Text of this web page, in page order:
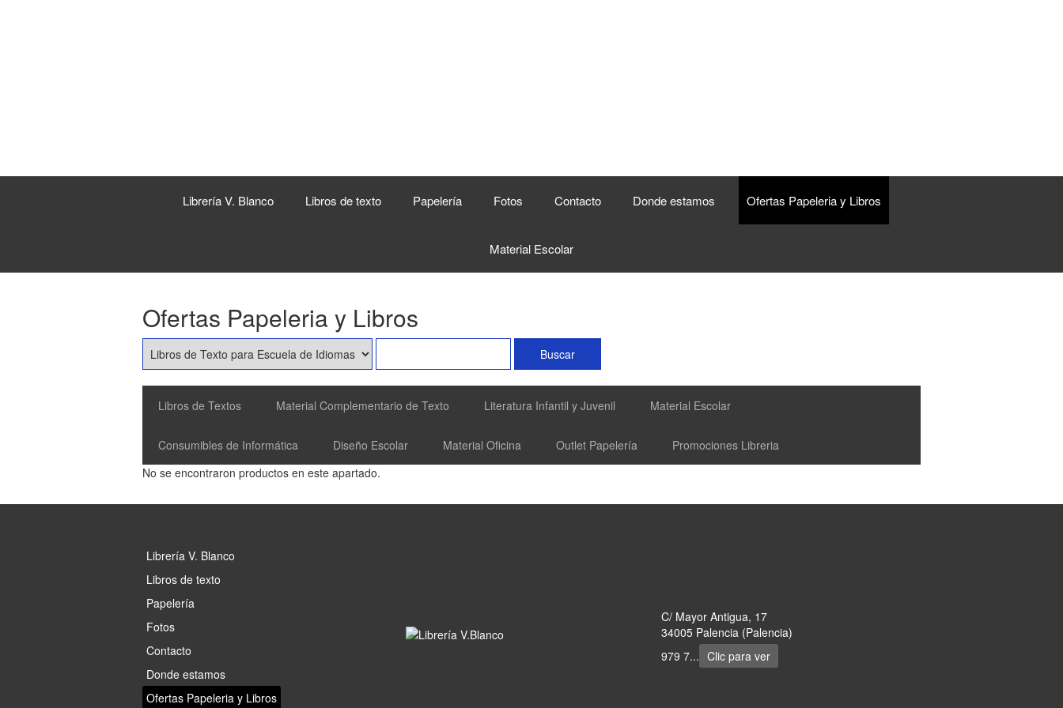
Librería V. Blanco Libros de texto Papelería Fotos Contacto Donde estamos Ofertas Papeleria y Libros
Material Escolar
Ofertas Papeleria y Libros
Libros de Textos Material Complementario de Texto Literatura Infantil y Juvenil Material Escolar
Consumibles de Informática Diseño Escolar Material Oficina Outlet Papelería
Promociones Libreria
No se encontraron productos en este apartado.
Librería V. Blanco
Libros de texto
Papelería
Fotos
Contacto
Donde estamos
Ofertas Papeleria y Libros
C/ Mayor Antigua, 17
34005 Palencia (Palencia)
979 7... Clic para ver